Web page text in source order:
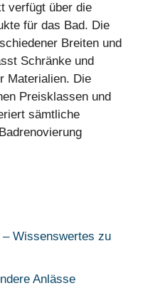
verfügt über die
für das Bad. Die
Breiten und
Schränke und
Materialien. Die
Preisklassen und
sämtliche
Wissenswertes zu
Anlässe